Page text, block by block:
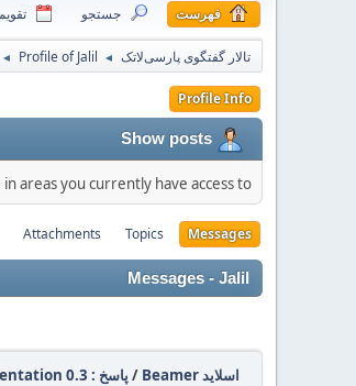
فهرست جستجو تقویم
تالار گفتگوی پارسی‌لاتک ◄
Profile of Jalil
◄
Profile Info
Show posts
areas you currently have access to.
Messages
Topics
Attachments
Messages - Jalil
اسلاید Beamer / پاسخ : bidipresentation 0.3 و رنگها